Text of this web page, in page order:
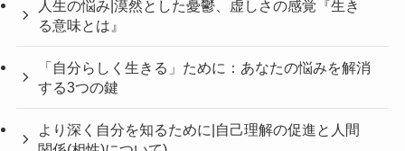
人生の悩み|漠然とした憂鬱、虚しさの感覚『生き
る意味とは』
「自分らしく生きる」ために：あなたの悩みを解消
する3つの鍵
より深く自分を知るために|自己理解の促進と人間